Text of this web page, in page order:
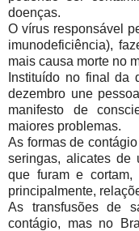
doenças.
O vírus responsável
imunodeficiência),
mais causa morte no
Instituído no final da
dezembro une
manifesto de
maiores problemas.
As formas de
seringas, alicates de
que furam e cortam,
principalmente,
As transfusões de
contágio, mas no